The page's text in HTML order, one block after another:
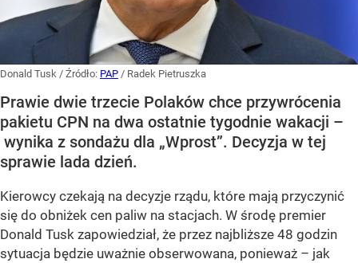
Donald Tusk / Źródło: PAP / Radek Pietruszka
Prawie dwie trzecie Polaków chce przywrócenia
pakietu CPN na dwa ostatnie tygodnie wakacji –
wynika z sondażu dla „Wprost”. Decyzja w tej
sprawie lada dzień.
Kierowcy czekają na decyzje rządu, które mają przyczynić
się do obniżek cen paliw na stacjach. W środę premier
Donald Tusk zapowiedział, że przez najbliższe 48 godzin
sytuacja będzie uważnie obserwowana, ponieważ – jak